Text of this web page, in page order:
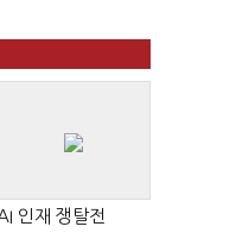
인재 쟁탈전